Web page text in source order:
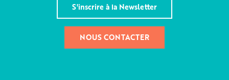
S'inscrire à la Newsletter
NOUS CONTACTER